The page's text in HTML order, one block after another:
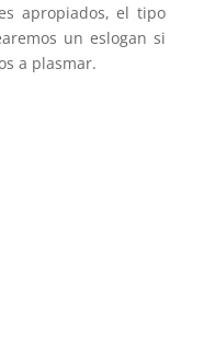
apropiados, el tipo
un eslogan si
a plasmar.